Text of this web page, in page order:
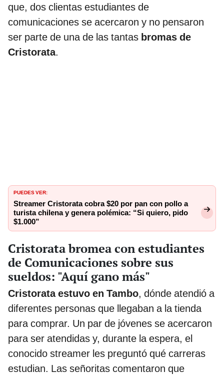
que, dos clientas estudiantes de
comunicaciones se acercaron y no pensaron
ser parte de una de las tantas bromas de
Cristorata.
PUEDES VER:
Streamer Cristorata cobra $20 por pan con pollo a
turista chilena y genera polémica: “Si quiero, pido
$1.000”
Cristorata bromea con estudiantes
de Comunicaciones sobre sus
sueldos: "Aquí gano más"
Cristorata estuvo en Tambo, dónde atendió a
diferentes personas que llegaban a la tienda
para comprar. Un par de jóvenes se acercaron
para ser atendidas y, durante la espera, el
conocido streamer les preguntó qué carreras
estudian. Las señoritas comentaron que